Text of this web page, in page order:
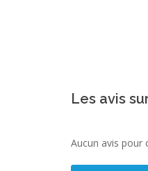
Les avis
Aucun avis pour